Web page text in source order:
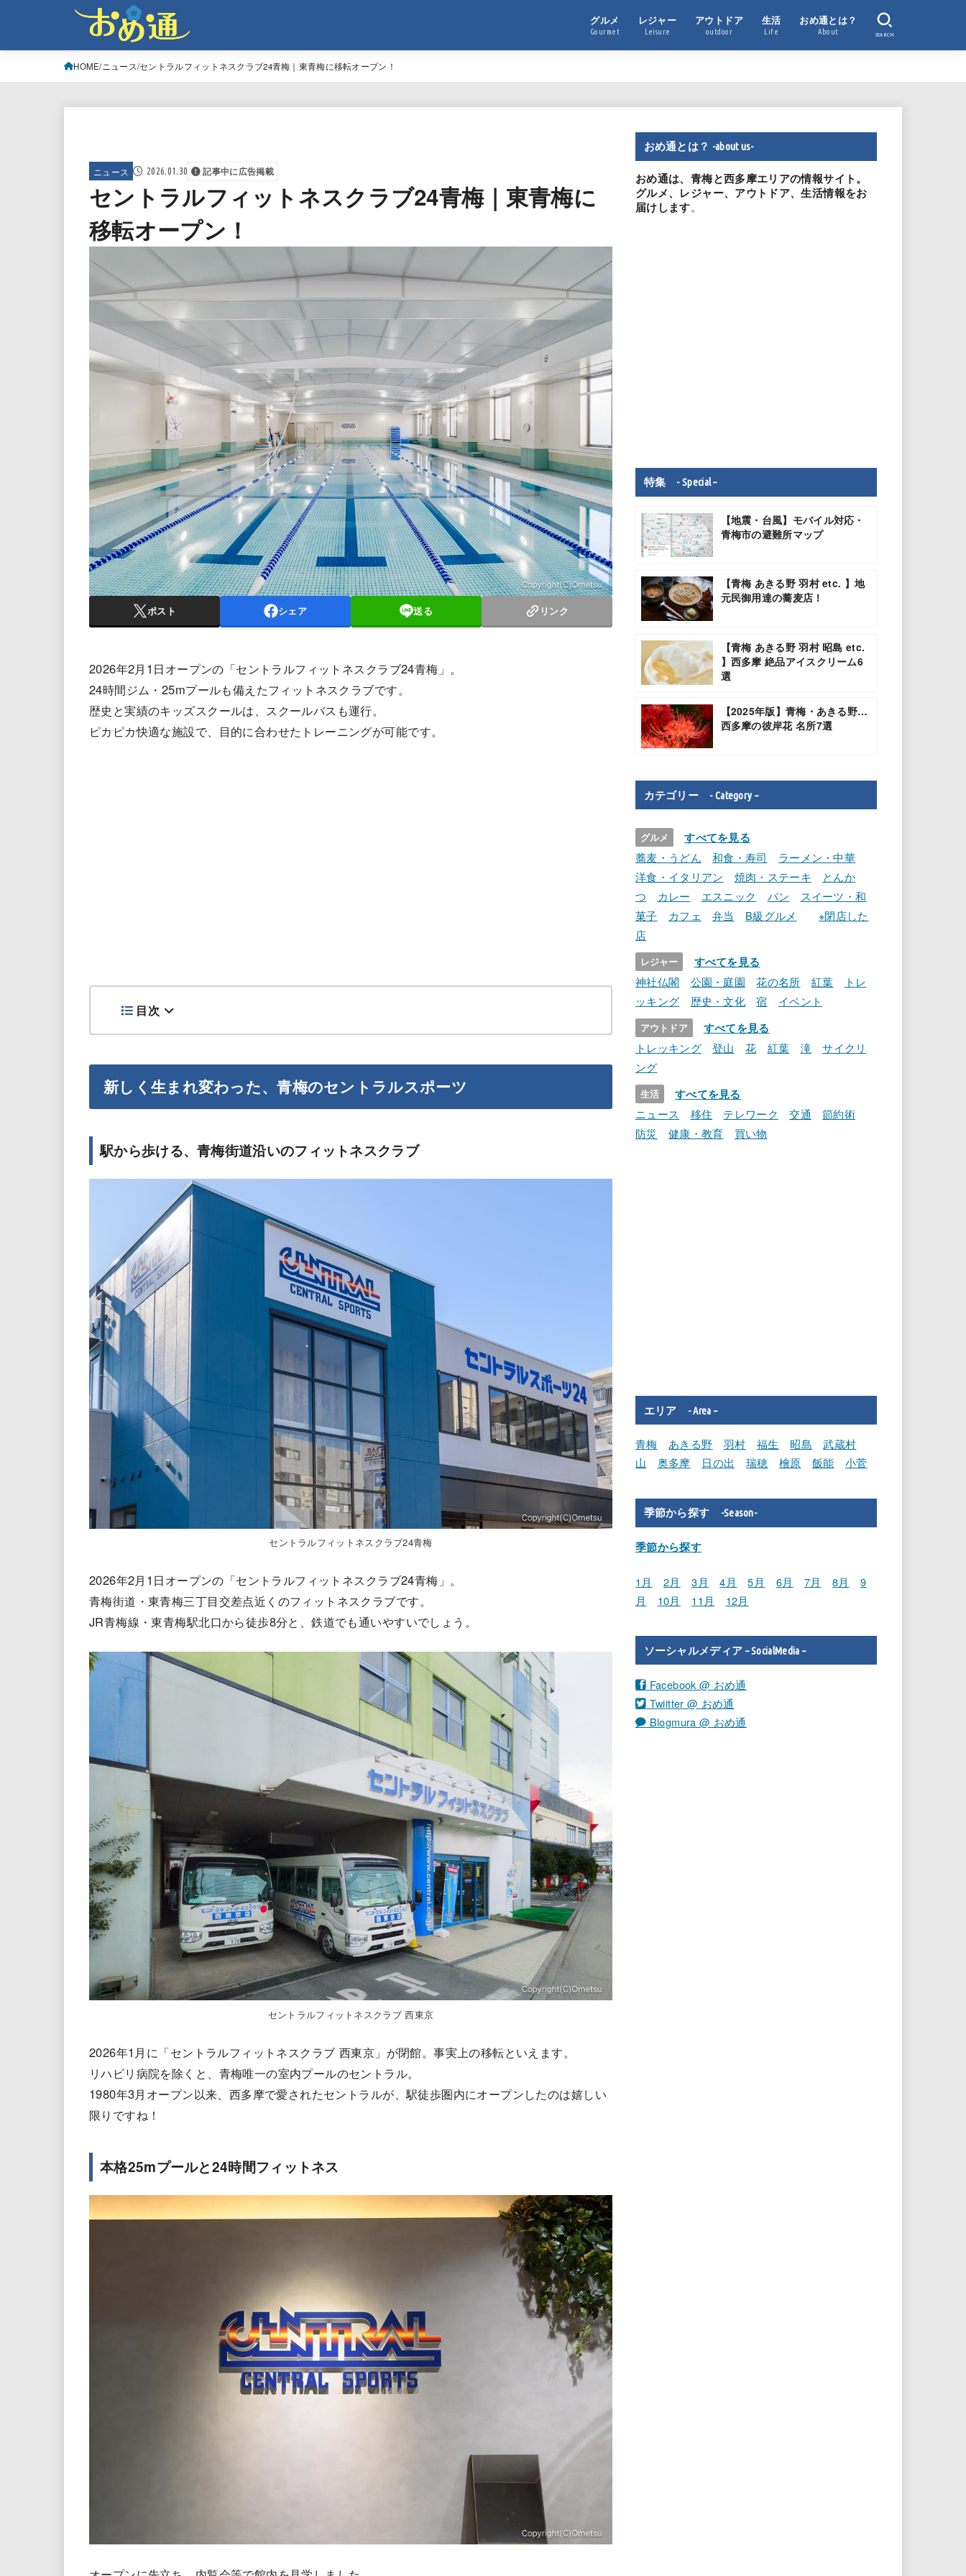
グルメ
Gourmet
レジャー
Leisure
アウトドア
outdoor
生活
Life
おめ通とは？
About SEARCH
HOME ニュース セントラルフィットネスクラブ24青梅｜東青梅に移転オープン！
ニュース 2026.01.30 記事中に広告掲載
セントラルフィットネスクラブ24青梅｜東青梅に
移転オープン！
ポスト シェア 送る リンク
2026年2月1日オープンの「セントラルフィットネスクラブ24青梅」。
24時間ジム・25mプールも備えたフィットネスクラブです。
歴史と実績のキッズスクールは、スクールバスも運行。
ピカピカ快適な施設で、目的に合わせたトレーニングが可能です。
目次
新しく生まれ変わった、青梅のセントラルスポーツ
駅から歩ける、青梅街道沿いのフィットネスクラブ
セントラルフィットネスクラブ24青梅
2026年2月1日オープンの「セントラルフィットネスクラブ24青梅」。
青梅街道・東青梅三丁目交差点近くのフィットネスクラブです。
JR青梅線・東青梅駅北口から徒歩8分と、鉄道でも通いやすいでしょう。
セントラルフィットネスクラブ 西東京
2026年1月に「セントラルフィットネスクラブ 西東京」が閉館。事実上の移転といえます。
リハビリ病院を除くと、青梅唯一の室内プールのセントラル。
1980年3月オープン以来、西多摩で愛されたセントラルが、駅徒歩圏内にオープンしたのは嬉しい
限りですね！
本格25mプールと24時間フィットネス
おめ通とは？ -about us-
おめ通は、青梅と西多摩エリアの情報サイト。
グルメ、レジャー、アウトドア、生活情報をお
届けします。
特集 - Special –
【地震・台風】モバイル対応・
青梅市の避難所マップ
【青梅 あきる野 羽村 etc. 】地
元民御用達の蕎麦店！
【青梅 あきる野 羽村 昭島 etc.
】西多摩 絶品アイスクリーム6
選
【2025年版】青梅・あきる野…
西多摩の彼岸花 名所7選
カテゴリー - Category –
グルメ すべてを見る
蕎麦・うどん 和食・寿司
ラーメン・中華
洋食・イタリアン
焼肉・ステーキ
とんか
つ
カレー エスニック パン
スイーツ・和
菓子
カフェ 弁当 B級グルメ
※閉店した
店
レジャー すべてを見る
神社仏閣 公園・庭園 花の名所 紅葉
トレ
ッキング
歴史・文化 宿 イベント
アウトドア すべてを見る
トレッキング 登山 花 紅葉 滝
サイクリ
ング
生活 すべてを見る
ニュース 移住 テレワーク 交通
節約術
防災
健康・教育 買い物
エリア - Area –
青梅 あきる野 羽村 福生 昭島
武蔵村
山
奥多摩 日の出 瑞穂 檜原 飯能 小菅
季節から探す -Season-
季節から探す
1月 2月 3月 4月 5月 6月 7月 8月
9
月
10月 11月 12月
ソーシャルメディア – SocialMedia –
Facebook @ おめ通
Twiitter @ おめ通
Blogmura @ おめ通